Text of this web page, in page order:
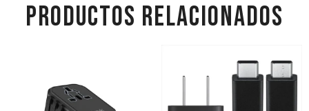
PRODUCTOS RELACIONADOS